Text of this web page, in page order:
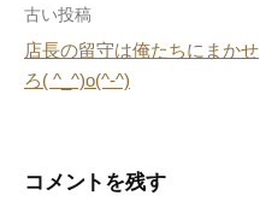
o
k
投
稿
ゲ
古い投稿
店長の留守は俺たちにまかせ
ろ( ^_^)o(^-^)
コメントを残す